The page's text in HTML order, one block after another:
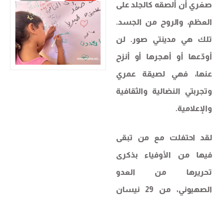
صغري أن ألصقه كالجلد على
العظم، والروح من الجسد.
تلك هي مدينتي صور. لن
أودّعها أو أهجرها أو أنزح
عنها، فهي لصيقة عمري
وتجربتي النضالية والثقافية
والإعلامية.
لقد احتفلت مع من تبقى
فيها من الأوفياء بذكرى
تحريرها من العدو
الصهيوني، من 29 نيسان